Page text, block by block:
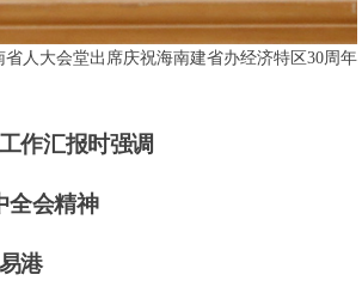
人大会堂出席庆祝海南建省办经济特区30周年
作汇报时强调
全会精神
港